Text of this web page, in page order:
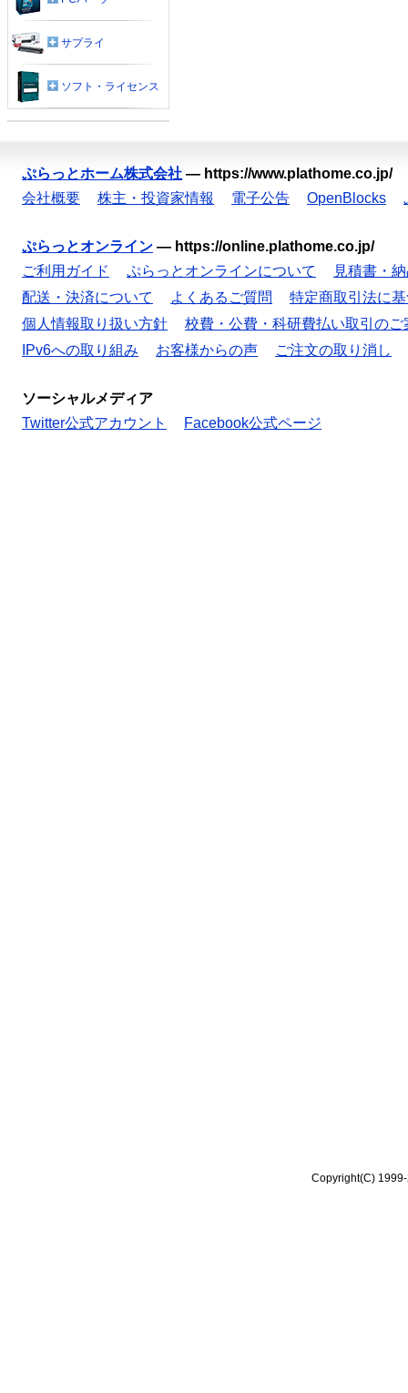
サプライ
ソフト・ライセンス
ぷらっとホーム株式会社 — https://www.plathome.co.jp/
会社概要
株主・投資家情報 電子公告 OpenBlocks
ぷらっとオンライン — https://online.plathome.co.jp/
ご利用ガイド
ぷらっとオンラインについて
見積書・
配送・決済について
よくあるご質問
特定商取引法に
個人情報取り扱い方針
校費・公費・科研費払い取引のご
IPv6への取り組み
お客様からの声 ご注文の取り消し
ソーシャルメディア
Twitter公式アカウント
Facebook公式ページ
Copyright(C)